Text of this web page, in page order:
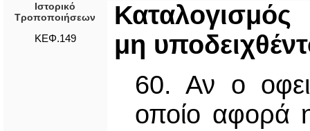
Ιστορικό
Τροποποιήσεων
ΚΕΦ.149
μη
60. Αν ο
οποίο αφορά